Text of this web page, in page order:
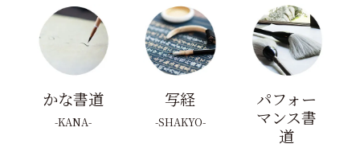
かな書道
KANA
写経
SHAKYO
パフォー
マンス書
道